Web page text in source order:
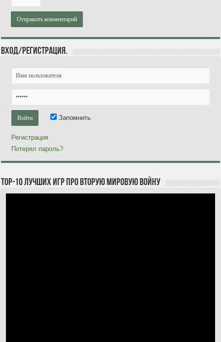
Вход/Регистрация.
Запомнить
Регистрация
Потерял пароль?
TOP-10 лучших игр про Вторую мировую войну